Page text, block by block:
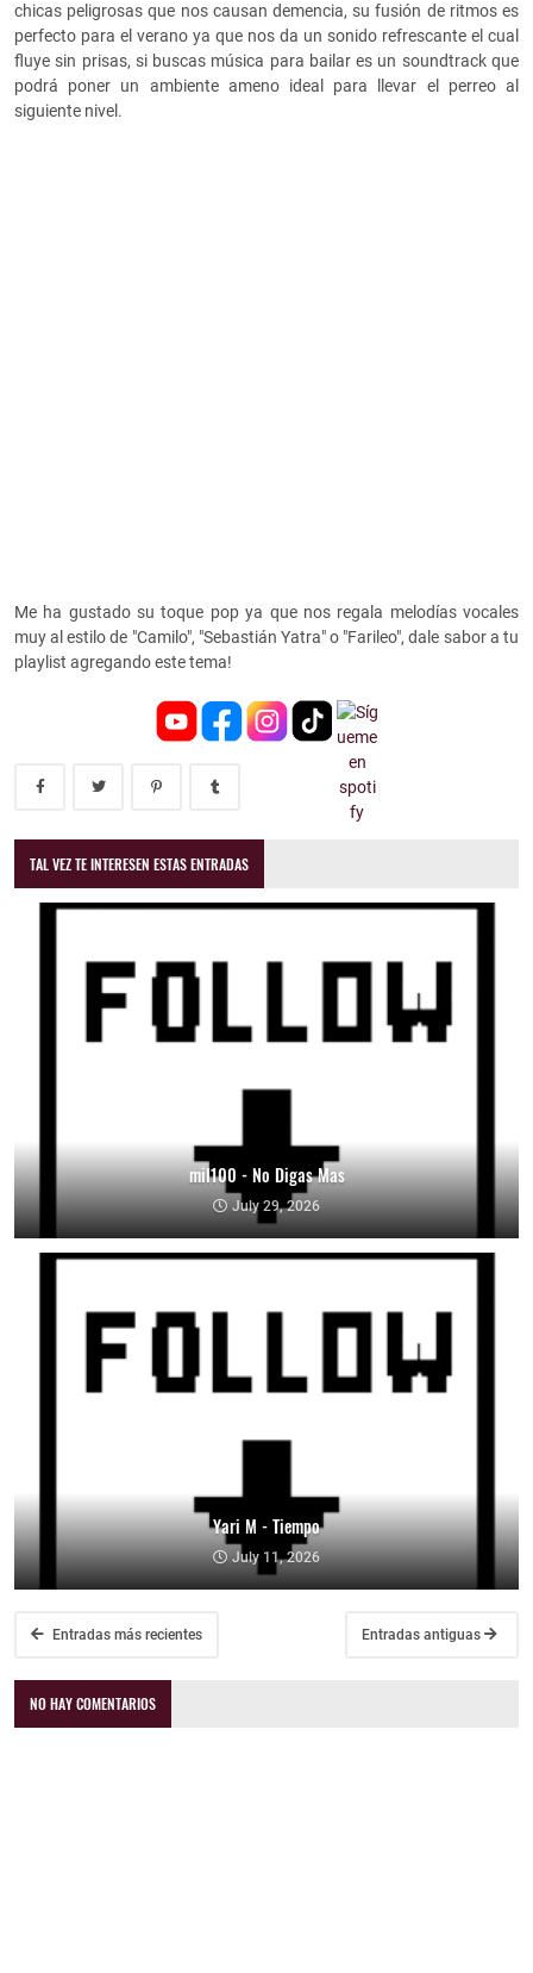
chicas peligrosas que nos causan demencia, su fusión de ritmos es
perfecto para el verano ya que nos da un sonido refrescante el cual
fluye sin prisas, si buscas música para bailar es un soundtrack que
podrá poner un ambiente ameno ideal para llevar el perreo al
siguiente nivel.
Me ha gustado su toque pop ya que nos regala melodías vocales
muy al estilo de "Camilo", "Sebastián Yatra" o "Farileo", dale sabor a tu
playlist agregando este tema!
TAL VEZ TE INTERESEN ESTAS ENTRADAS
mil100 - No Digas Mas
July 29, 2026
Yari M - Tiempo
July 11, 2026
Entradas más recientes Entradas antiguas
NO HAY COMENTARIOS